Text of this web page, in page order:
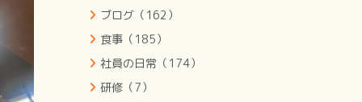
ブログ（162）
食事（185）
社員の日常（174）
研修（7）